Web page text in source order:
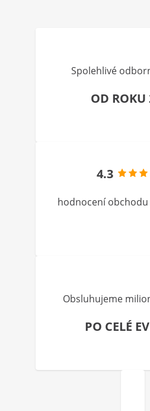
Spolehlivé
OD ROKU
4.3
hodnocení
Obsluhujeme
PO CELÉ